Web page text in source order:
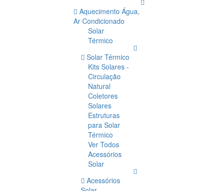
Aquecimento Água,
Ar Condicionado
Solar
Térmico
Solar Térmico
Kits Solares -
Circulação
Natural
Coletores
Solares
Estruturas
para Solar
Térmico
Ver Todos
Acessórios
Solar
Acessórios